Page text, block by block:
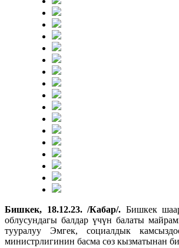
Бишкек, 18.12.23. /Кабар/. Бишкек
облусундагы балдар үчүн балаты
тууралуу Эмгек, социалдык
министрлигинин басма сөз кызматынан